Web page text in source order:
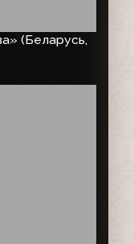
(Беларусь,